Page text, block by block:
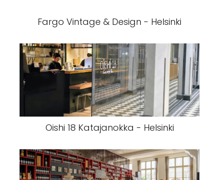
Fargo Vintage & Design - Helsinki
Oishi 18 Katajanokka - Helsinki